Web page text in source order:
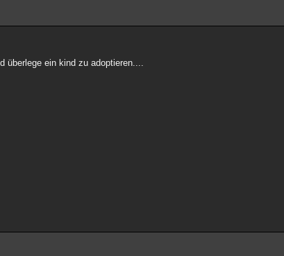
überlege ein kind zu adoptieren....